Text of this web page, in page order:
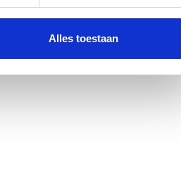
onze partners voor social
informatie die u aan ze heeft
Alles toestaan